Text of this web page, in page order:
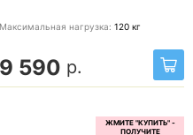
Максимальная нагрузка: 120 кг
9 590 р.